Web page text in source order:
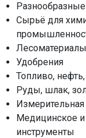
Сырьё для
Лесоматериалы
Удобрения
Топливо,
Руды, шлак,
Измерительная
Медицинское и
инструменты